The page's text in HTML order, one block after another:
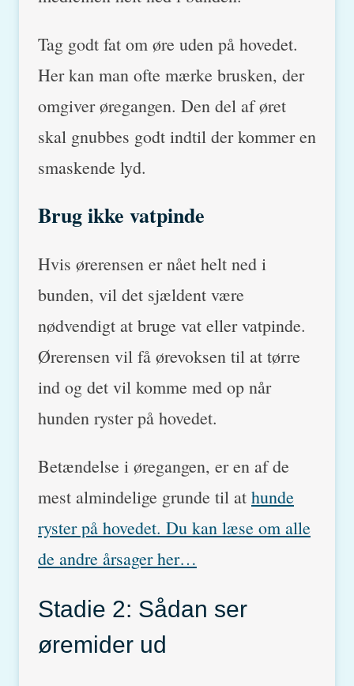
Tag godt fat om øre uden på hovedet.
Her kan man ofte mærke brusken, der
omgiver øregangen. Den del af øret
skal gnubbes godt indtil der kommer en
smaskende lyd.
Brug ikke vatpinde
Hvis ørerensen er nået helt ned i
bunden, vil det sjældent være
nødvendigt at bruge vat eller vatpinde.
Ørerensen vil få ørevoksen til at tørre
ind og det vil komme med op når
hunden ryster på hovedet.
Betændelse i øregangen, er en af de
mest almindelige grunde til at hunde
ryster på hovedet. Du kan læse om alle
de andre årsager her…
Stadie 2: Sådan ser
øremider ud